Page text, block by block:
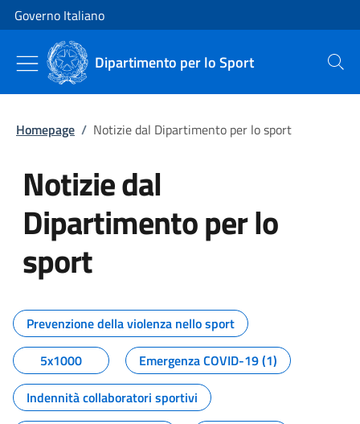
Vai al contenuto
Vai alla navigazione del sito
Governo Italiano
Dipartimento per lo Sport Cerca
Homepage / Notizie dal Dipartimento per lo sport
Notizie dal
Dipartimento per lo
sport
Tutti i contenuti della pagina
Prevenzione della violenza nello sport
5x1000
Emergenza COVID-19 (1)
Indennità collaboratori sportivi